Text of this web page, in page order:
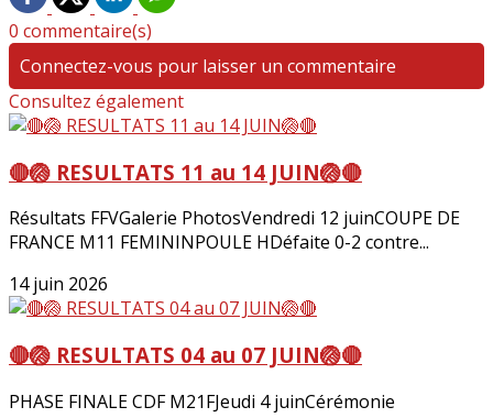
0 commentaire(s)
Connectez-vous pour laisser un commentaire
Consultez également
🔴🏐 RESULTATS 11 au 14 JUIN🏐🔴
Résultats FFVGalerie PhotosVendredi 12 juinCOUPE DE
FRANCE M11 FEMININPOULE HDéfaite 0-2 contre...
14 juin 2026
🔴🏐 RESULTATS 04 au 07 JUIN🏐🔴
PHASE FINALE CDF M21FJeudi 4 juinCérémonie